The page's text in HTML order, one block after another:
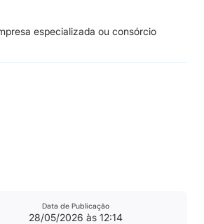
especializada ou consórcio
Data de Publicação
28/05/2026 às 12:14